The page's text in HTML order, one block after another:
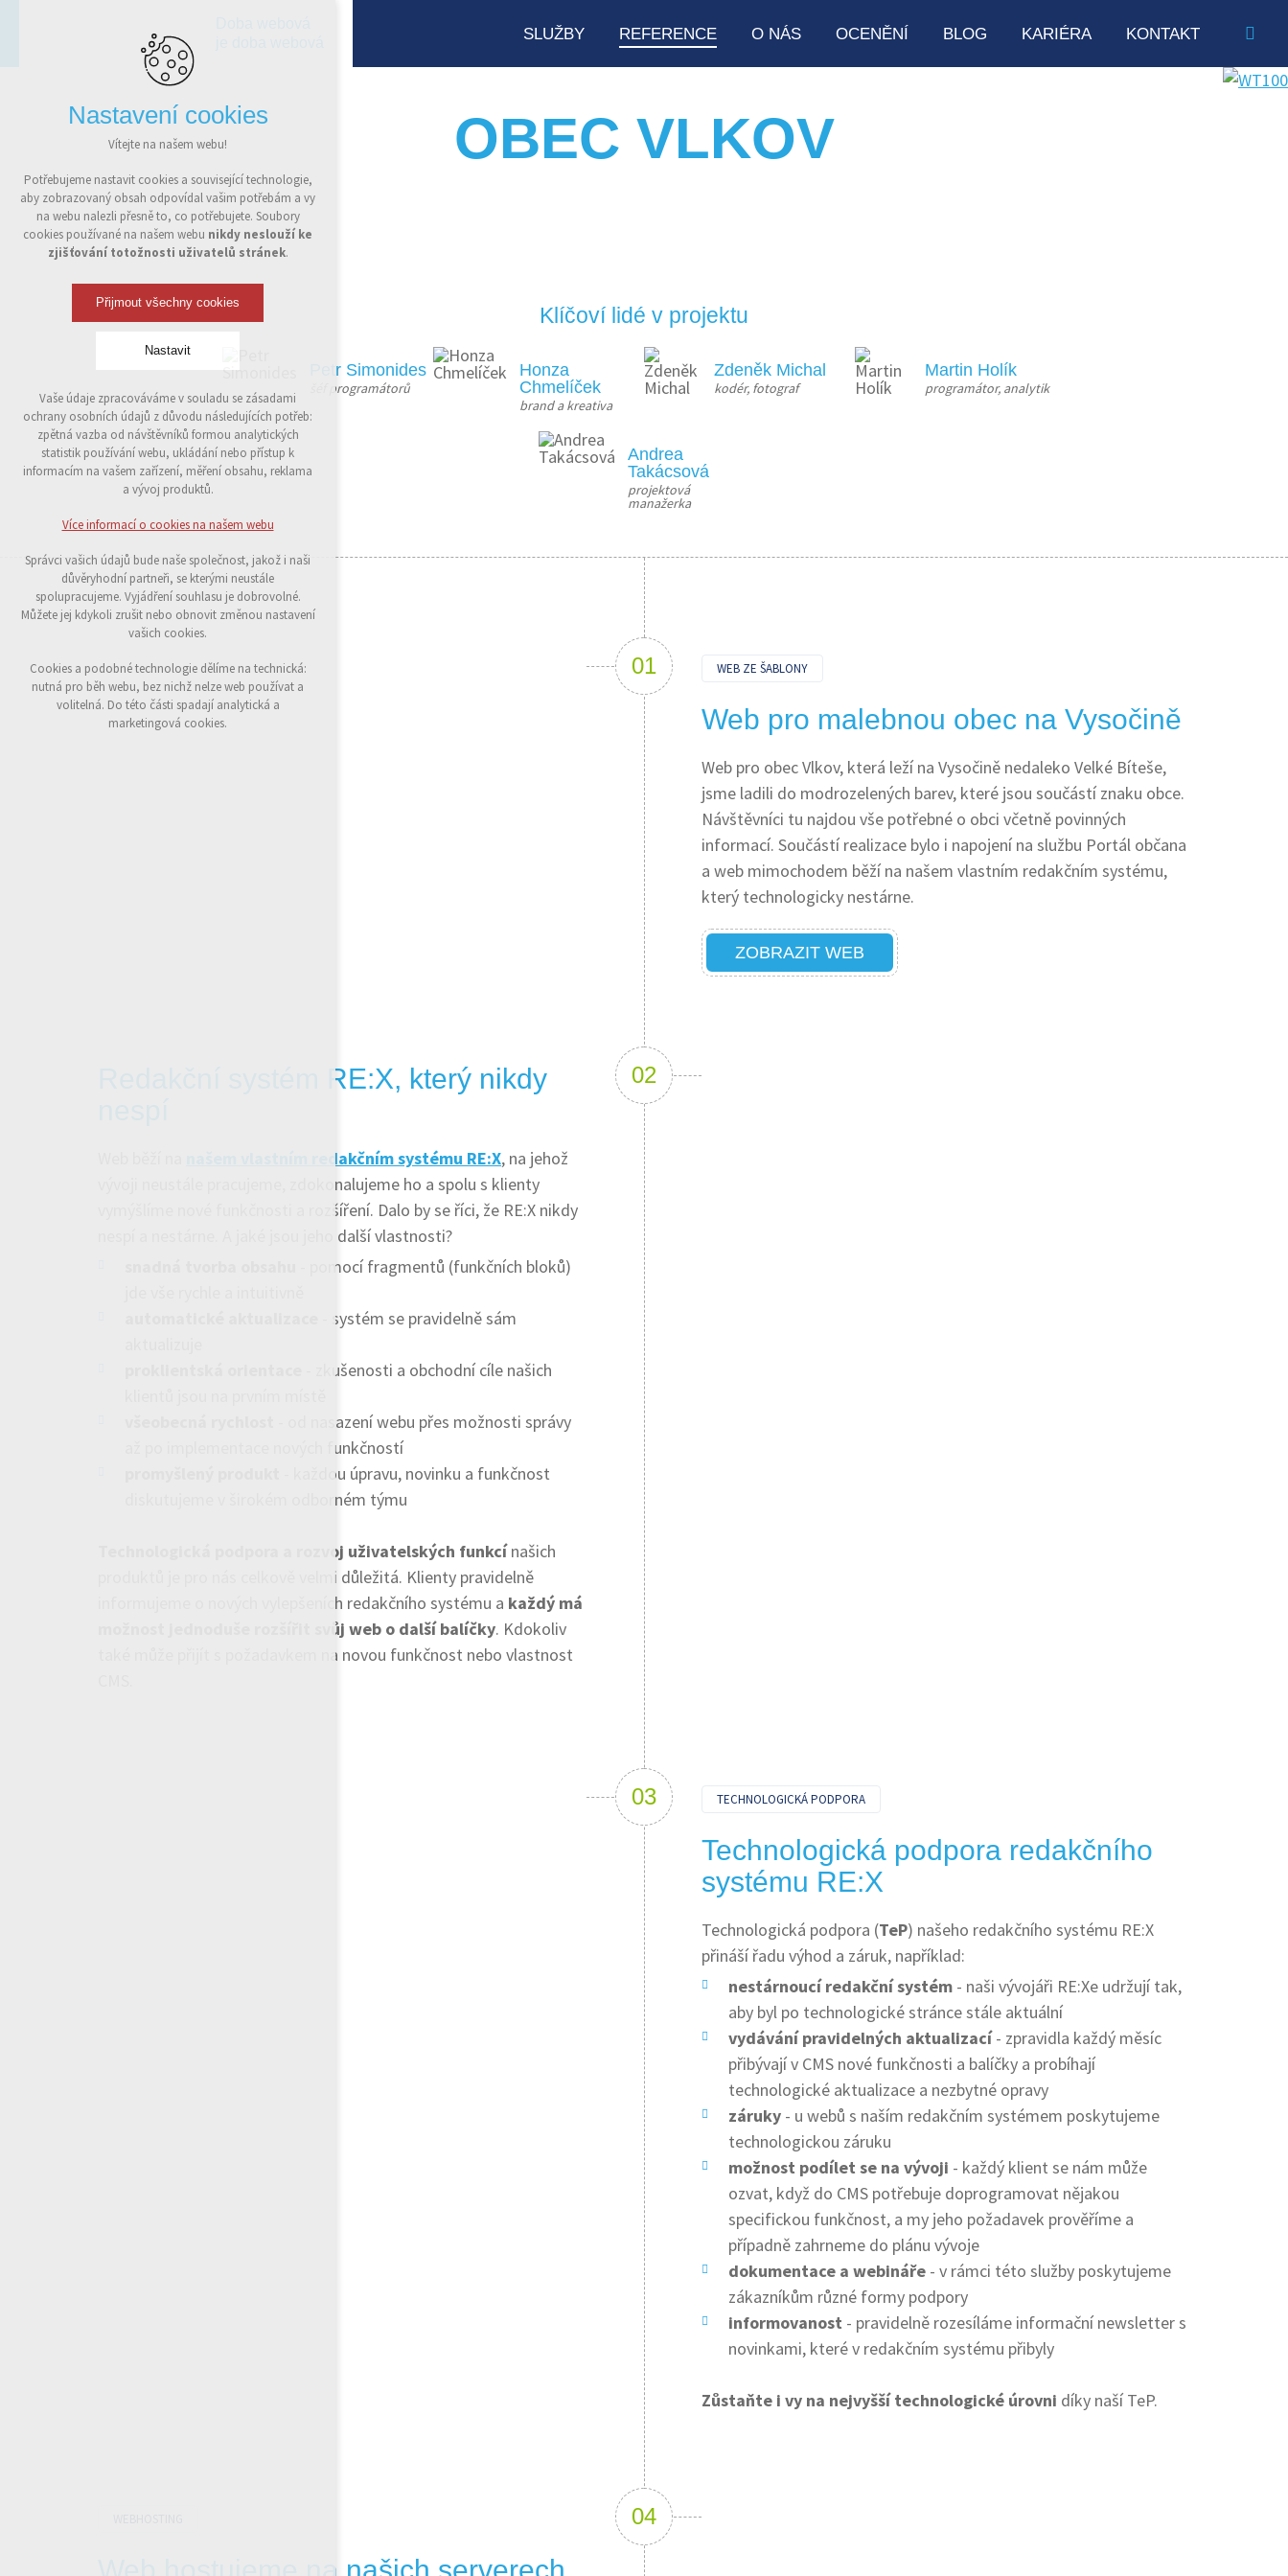
SLUŽBY REFERENCE O NÁS OCENĚNÍ BLOG KARIÉRA KONTAKT
OBEC VLKOV
Klíčoví lidé v projektu
Petr Simonides
šéf programátorů
Honza
Chmelíček
brand a kreativa
Zdeněk Michal
kodér, fotograf
Martin Holík
programátor, analytik
Andrea
Takácsová
projektová
manažerka
WEB ZE ŠABLONY
Web pro malebnou obec na Vysočině
Web pro obec Vlkov, která leží na Vysočině nedaleko Velké Bíteše,
jsme ladili do modrozelených barev, které jsou součástí znaku obce.
Návštěvníci tu najdou vše potřebné o obci včetně povinných
informací. Součástí realizace bylo i napojení na službu Portál občana
a web mimochodem běží na našem vlastním redakčním systému,
který technologicky nestárne.
ZOBRAZIT WEB
Redakční systém RE:X, který nikdy
našem vlastním redakčním systému RE:X, na jehož
vývoji neustále pracujeme, zdokonalujeme ho a spolu s klienty
vymýšlíme nové funkčnosti a rozšíření. Dalo by se říci, že RE:X nikdy
nespí a nestárne. A jaké jsou jeho další vlastnosti?
- pomocí fragmentů (funkčních bloků)
- systém se pravidelně sám
- zkušenosti a obchodní cíle našich
- od nasazení webu přes možnosti správy
až po implementace nových funkčností
- každou úpravu, novinku a funkčnost
diskutujeme v širokém odborném týmu
Technologická podpora a rozvoj uživatelských funkcínašich
produktů je pro nás celkově velmi důležitá. Klienty pravidelně
informujeme o nových vylepšeních redakčního systému a každý má
možnost jednoduše rozšířit svůj web o další balíčky. Kdokoliv
také může přijít s požadavkem na novou funkčnost nebo vlastnost
TECHNOLOGICKÁ PODPORA
Technologická podpora redakčního
systému RE:X
Technologická podpora (TeP) našeho redakčního systému RE:X
přináší řadu výhod a záruk, například:
nestárnoucí redakční systém - naši vývojáři RE:Xe udržují tak,
aby byl po technologické stránce stále aktuální
vydávání pravidelných aktualizací- zpravidla každý měsíc
přibývají v CMS nové funkčnosti a balíčky a probíhají
technologické aktualizace a nezbytné opravy
záruky - u webů s naším redakčním systémem poskytujeme
technologickou záruku
možnost podílet se na vývoji - každý klient se nám může
ozvat, když do CMS potřebuje doprogramovat nějakou
specifickou funkčnost, a my jeho požadavek prověříme a
případně zahrneme do plánu vývoje
dokumentace a webináře - v rámci této služby poskytujeme
zákazníkům různé formy podpory
informovanost - pravidelně rozesíláme informační newsletter s
novinkami, které v redakčním systému přibyly
Zůstaňte i vy na nejvyšší technologické úrovni díky naší TeP.
Nastavení cookies
Vítejte na našem webu!
Potřebujeme nastavit cookies a související technologie,
aby zobrazovaný obsah odpovídal vašim potřebám a vy
na webu nalezli přesně to, co potřebujete. Soubory
cookies používané na našem webu nikdy neslouží ke
zjišťování totožnosti uživatelů stránek.
Přijmout všechny cookies
Nastavit
Technická cookies
nutná pro provozování webu
udržení kontextu stránek (session): případná
přihlášení, volby jazyka, apod.
Volitelná cookies
analytická pro anonymizované vyhodnocení
návštěvnosti
marketingová cookies (Google)
Více informací o cookies na našem webu
Odmítnout vše
Vaše údaje zpracováváme v souladu se zásadami
ochrany osobních údajů z důvodu následujících potřeb:
zpětná vazba od návštěvníků formou analytických
statistik používání webu, ukládání nebo přístup k
informacím na vašem zařízení, měření obsahu, reklama
a vývoj produktů.
Více informací o cookies na našem webu
Správci vašich údajů bude naše společnost, jakož i naši
důvěryhodní partneři, se kterými neustále
spolupracujeme. Vyjádření souhlasu je dobrovolné.
Můžete jej kdykoli zrušit nebo obnovit změnou nastavení
vašich cookies.
Cookies a podobné technologie dělíme na technická:
nutná pro běh webu, bez nichž nelze web používat a
volitelná. Do této části spadají analytická a
marketingová cookies.